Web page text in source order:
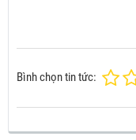
Bình chọn tin tức: